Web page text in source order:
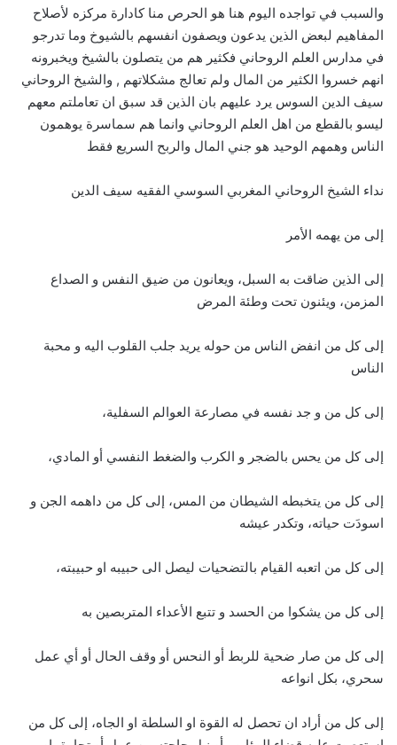
والسبب في تواجده اليوم هنا هو الحرص منا كادارة مركزه لأصلاح
المفاهيم لبعض الذين يدعون ويصفون انفسهم بالشيوخ وما تدرجو
في مدارس العلم الروحاني فكثير هم من يتصلون بالشيخ ويخبرونه
انهم خسروا الكثير من المال ولم تعالج مشكلاتهم , والشيخ الروحاني
سيف الدين السوس يرد عليهم بان الذين قد سبق ان تعاملتم معهم
ليسو بالقطع من اهل العلم الروحاني وانما هم سماسرة يوهمون
الناس وهمهم الوحيد هو جني المال والربح السريع فقط
نداء الشيخ الروحاني المغربي السوسي الفقيه سيف الدين
إلى من يهمه الأمر
إلى الذين ضاقت به السبل، ويعانون من ضيق النفس و الصداع
المزمن، ويئنون تحت وطئة المرض
إلى كل من انفض الناس من حوله يريد جلب القلوب اليه و محبة
الناس
إلى كل من و جد نفسه في مصارعة العوالم السفلية،
إلى كل من يحس بالضجر و الكرب والضغط النفسي أو المادي،
إلى كل من يتخبطه الشيطان من المس، إلى كل من داهمه الجن و
اسودَت حياته، وتكدر عيشه
إلى كل من اتعبه القيام بالتضحيات ليصل الى حبيبه او حبيبته،
إلى كل من يشكوا من الحسد و تتبع الأعداء المتربصين به
إلى كل من صار ضحية للربط أو النحس أو وقف الحال أو أي عمل
سحري، بكل انواعه
إلى كل من أراد ان تحصل له القوة او السلطة او الجاه، إلى كل من